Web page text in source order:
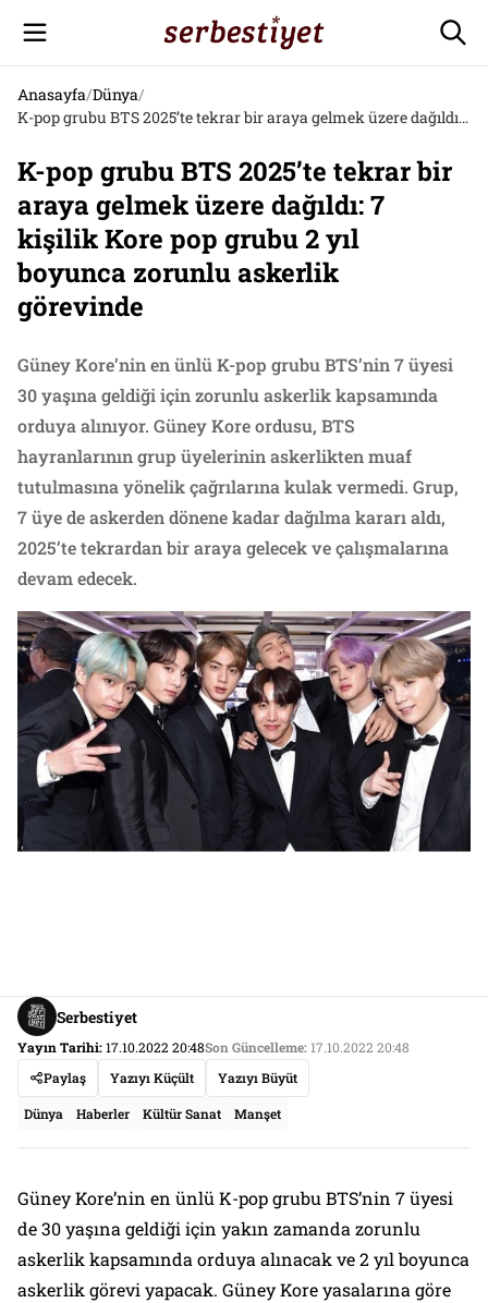
Anasayfa/Dünya/
K-pop grubu BTS 2025’te tekrar bir araya gelmek üzere dağıldı: 7 kişilik Kore pop grubu 2 yıl boyunca zorunlu askerlik görevinde
K-pop grubu BTS 2025’te tekrar bir
araya gelmek üzere dağıldı: 7
kişilik Kore pop grubu 2 yıl
boyunca zorunlu askerlik
görevinde
Güney Kore’nin en ünlü K-pop grubu BTS’nin 7 üyesi
30 yaşına geldiği için zorunlu askerlik kapsamında
orduya alınıyor. Güney Kore ordusu, BTS
hayranlarının grup üyelerinin askerlikten muaf
tutulmasına yönelik çağrılarına kulak vermedi. Grup,
7 üye de askerden dönene kadar dağılma kararı aldı,
2025’te tekrardan bir araya gelecek ve çalışmalarına
devam edecek.
Serbestiyet
Yayın Tarihi:17.10.2022 20:48Son Güncelleme:17.10.2022 20:48
Paylaş
Yazıyı Küçült Yazıyı Büyüt
Dünya Haberler Kültür Sanat Manşet
Güney Kore’nin en ünlü K-pop grubu BTS’nin 7 üyesi
de 30 yaşına geldiği için yakın zamanda zorunlu
askerlik kapsamında orduya alınacak ve 2 yıl boyunca
askerlik görevi yapacak. Güney Kore yasalarına göre